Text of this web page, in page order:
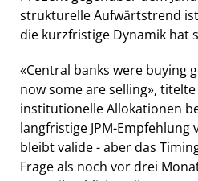
strukturelle Aufwärtstrend
die kurzfristige Dynamik hat
«Central banks were buying
now some are selling», titelte
institutionelle Allokationen
langfristige JPM-Empfehlung
bleibt valide - aber das
Frage als noch vor drei